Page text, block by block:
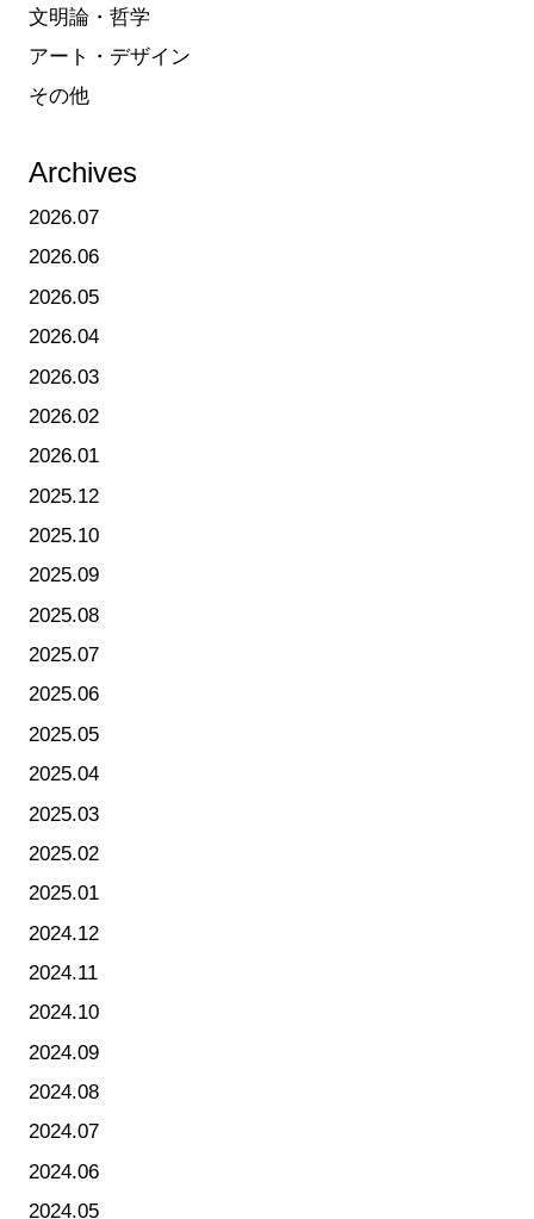
文明論・哲学
アート・デザイン
その他
Archives
2026.07
2026.06
2026.05
2026.04
2026.03
2026.02
2026.01
2025.12
2025.10
2025.09
2025.08
2025.07
2025.06
2025.05
2025.04
2025.03
2025.02
2025.01
2024.12
2024.11
2024.10
2024.09
2024.08
2024.07
2024.06
2024.05